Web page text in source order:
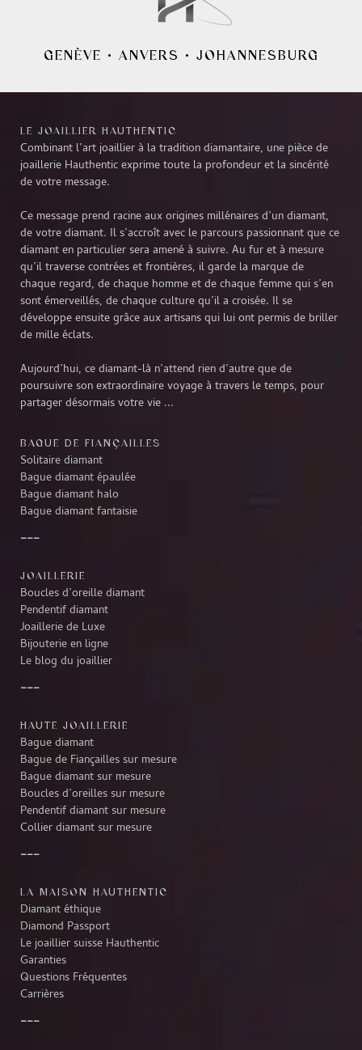
GENÈVE • ANVERS • JOHANNESBURG
LE JOAILLIER HAUTHENTIC
Combinant l’art joaillier à la tradition diamantaire, une pièce de
joaillerie Hauthentic exprime toute la profondeur et la sincérité
de votre message.
Ce message prend racine aux origines millénaires d’un diamant,
de votre diamant. Il s’accroît avec le parcours passionnant que ce
diamant en particulier sera amené à suivre. Au fur et à mesure
qu’il traverse contrées et frontières, il garde la marque de
chaque regard, de chaque homme et de chaque femme qui s’en
sont émerveillés, de chaque culture qu’il a croisée. Il se
développe ensuite grâce aux artisans qui lui ont permis de briller
de mille éclats.
Aujourd’hui, ce diamant-là n’attend rien d’autre que de
poursuivre son extraordinaire voyage à travers le temps, pour
partager désormais votre vie ...
BAGUE DE FIANÇAILLES
Solitaire diamant
Bague diamant épaulée
Bague diamant halo
Bague diamant fantaisie
JOAILLERIE
Boucles d’oreille diamant
Pendentif diamant
Joaillerie de Luxe
Bijouterie en ligne
Le blog du joaillier
HAUTE JOAILLERIE
Bague diamant
Bague de Fiançailles sur mesure
Bague diamant sur mesure
Boucles d’oreilles sur mesure
Pendentif diamant sur mesure
Collier diamant sur mesure
LA MAISON HAUTHENTIC
Diamant éthique
Diamond Passport
Le joaillier suisse Hauthentic
Garanties
Questions Fréquentes
Carrières